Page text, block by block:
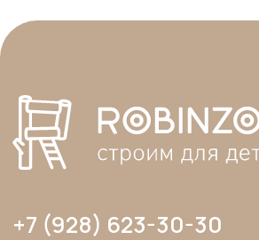
правообладателя и только со ссылкой на